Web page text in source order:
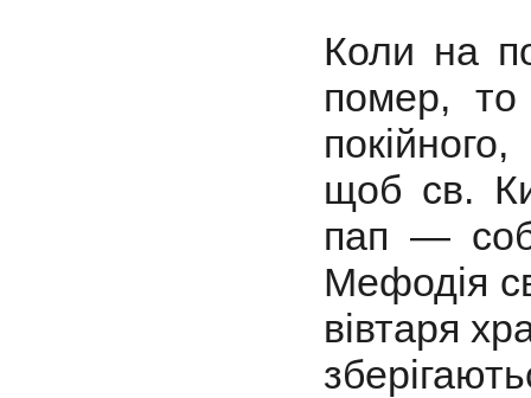
Коли на
помер, то
щоб св.
пап —
Мефодія
вівтаря